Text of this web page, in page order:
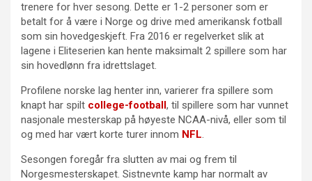
trenere for hver sesong. Dette er 1-2 personer som er
betalt for å være i Norge og drive med amerikansk fotball
som sin hovedgeskjeft. Fra 2016 er regelverket slik at
lagene i Eliteserien kan hente maksimalt 2 spillere som har
sin hovedlønn fra idrettslaget.
Profilene norske lag henter inn, varierer fra spillere som
knapt har spilt college-football, til spillere som har vunnet
nasjonale mesterskap på høyeste NCAA-nivå, eller som til
og med har vært korte turer innom NFL
Sesongen foregår fra slutten av mai og frem til
Norgesmesterskapet. Sistnevnte kamp har normalt av